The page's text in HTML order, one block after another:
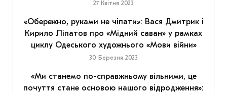
27 Квітня 2023
«Обережно, руками не чіпати»: Вася Дмитрик і
Кирило Ліпатов про «Мідний саван» у рамках
циклу Одеського художнього «Мови війни»
30 Березня 2023
«Ми станемо по-справжньому вільними, це
почуття стане основою нашого відродження»: